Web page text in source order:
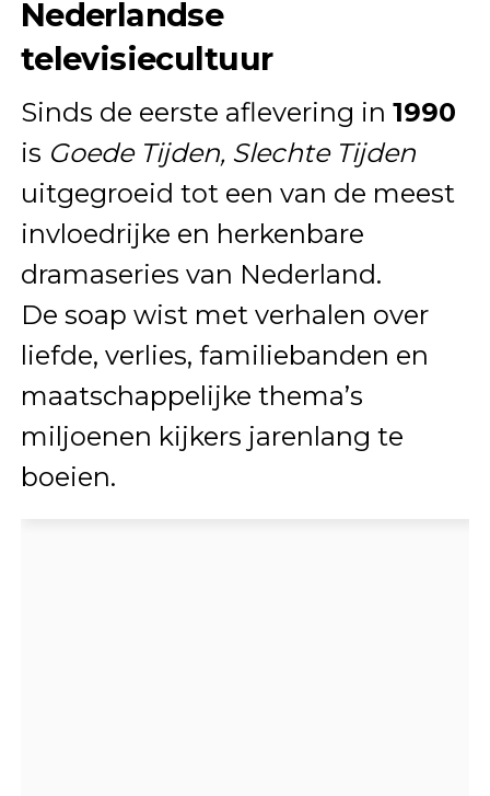
Nederlandse
televisiecultuur
Sinds de eerste aflevering in 1990
is Goede Tijden, Slechte Tijden
uitgegroeid tot een van de meest
invloedrijke en herkenbare
dramaseries van Nederland.
De soap wist met verhalen over
liefde, verlies, familiebanden en
maatschappelijke thema’s
miljoenen kijkers jarenlang te
boeien.